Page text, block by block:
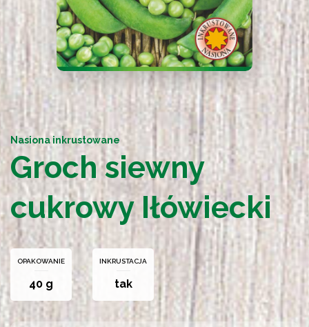
Nasiona inkrustowane
Groch siewny
cukrowy Iłówiecki
OPAKOWANIE
40 g
INKRUSTACJA
tak